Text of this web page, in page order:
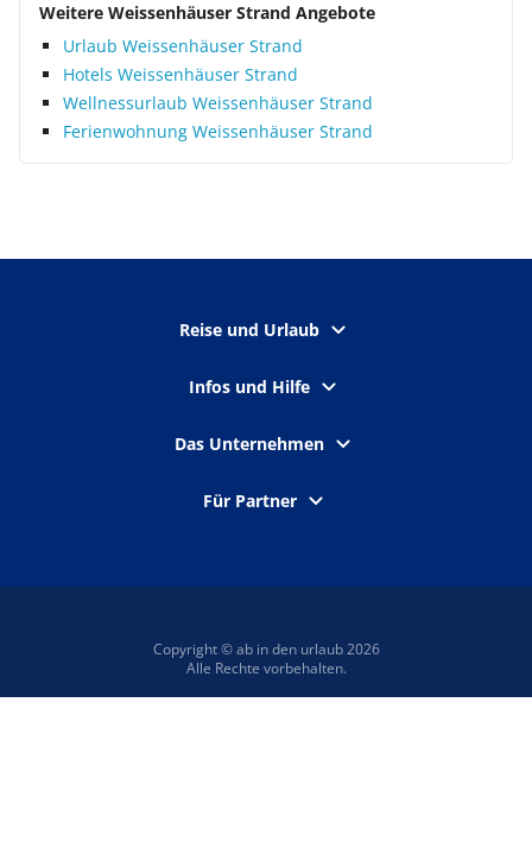
Weitere Weissenhäuser Strand Angebote
Urlaub Weissenhäuser Strand
Hotels Weissenhäuser Strand
Wellnessurlaub Weissenhäuser Strand
Ferienwohnung Weissenhäuser Strand
Reise und Urlaub
Infos und Hilfe
Das Unternehmen
Für Partner
Copyright © ab in den urlaub 2026
Alle Rechte vorbehalten.